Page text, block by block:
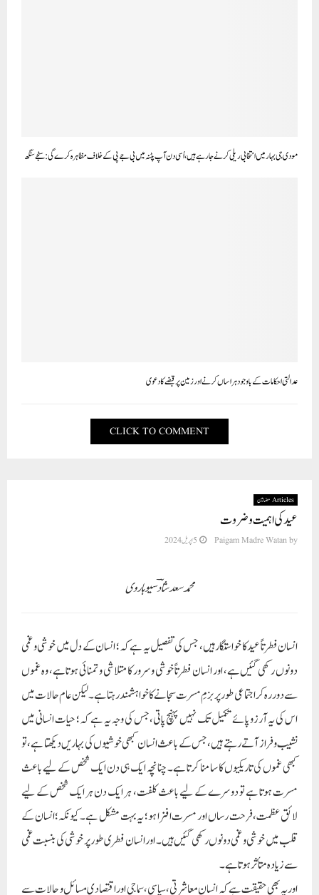
مودی جی بہار میں انتخابی ریلی کرنے جا رہے ہیں، اُسی دن آپ پٹنہ میں بی جے پی کے خلاف مظاہرہ کرے گی: سنجے سنگھ
عدالتی احکامات کے باوجود ہراساں کرنے اور زمین پر قبضے کا دعوی
CLICK TO COMMENT
Articles مضامین
عید کی اہمیت و ضروت
by
Paigam Madre Watan 5 اپریل 2024
محمد سعد شادؔ سیوہاروی
انسان فطرتاً عید کا خواستگار ہیں، جس کی تفصیل یہ ہے کہ؛ انسان کے دل میں خوشی و غمی
دونوں رکھی گئیں ہے، اور انسان فطرتاً خوشی و سرور کا متلاشی و تمنائی ہوتا ہے، وہ غموں
سے دور رہ کر اجتماعی طور پر بزمِ مسرت سجانے کا خواہشمند رہتا ہے۔ لیکن عام حالات میں
اس کی یہ آرزو پائے تکمیل تک نہیں پہنچ پاتی، جس کی وجہ یہ ہے کہ؛ حیات انسانی میں
نشیب وفراز آتے رہتے ہیں، جس کے باعث انسان کبھی خوشیوں کی بہاریں دیکھتا ہے، تو
کبھی غموں کی تاریکیوں کا سامنا کرتا ہے۔ چنانچہ ایک ہی دن ایک شخص کے لیے باعث
مسرت ہوتا ہے تو دوسرے کے لیے باعث کلفت، ہر ایک دن ہر ایک شخص کے لیے
لائق عظمت، فرحت رساں اور مسرت افزا ہو؛ یہ بہت مشکل ہے۔ کیونکہ؛ انسان کے
قلب میں خوشی و غمی دونوں رکھی گئیں ہیں۔ اور انسان فطری طور پر خوشی کی بنسبت غمی
سے زیادہ متأثر ہوتا ہے۔
اور یہ بھی حقیقت ہے کہ انسان معاشرتی، سیاسی، سماجی اور اقتصادی مسائل و حالات سے